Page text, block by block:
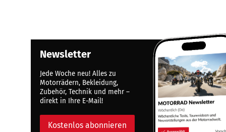
Newsletter
Jede Woche neu! Alles zu
Motorrädern, Bekleidung,
Zubehör, Technik und mehr –
direkt in Ihre E-Mail!
Kostenlos abonnieren